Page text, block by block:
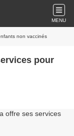
MENU
non vaccinés
pour